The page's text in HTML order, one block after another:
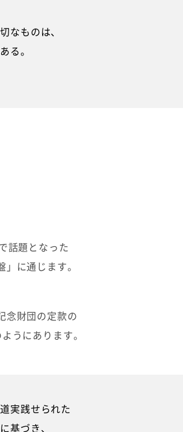
なものは、
る。
話題となった
に通じます。
念財団の定款の
うにあります。
実践せられた
基づき、